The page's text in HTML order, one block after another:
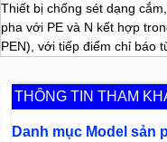
Thiết bị chống sét dạng
pha với PE và N kết hợp
PEN), với tiếp điểm chỉ báo
THÔNG TIN THAM
Danh mục Model sản